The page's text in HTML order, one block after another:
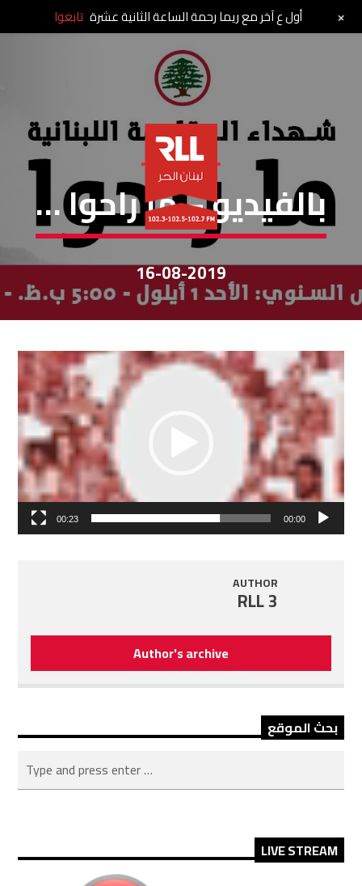
خاص لبنان الحر
بالفيديو – ما راحوا …
16-08-2019
مشغل
الفيديو
00:00
00:23
AUTHOR
RLL 3
Author's archive
بحث الموقع
LIVE STREAM
أول ع آخر مع ريما رحمة الساعة الثانية عشرة تابعوا +